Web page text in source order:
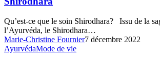
emblématique
l’Inde:
le
Shirodhara
Qu’est-ce que le soin Shirodhara? Issu de la
l’Ayurvéda, le Shirodhara…
Marie-Christine Fournier7 décembre 2022
La
AyurvédaMode de vie